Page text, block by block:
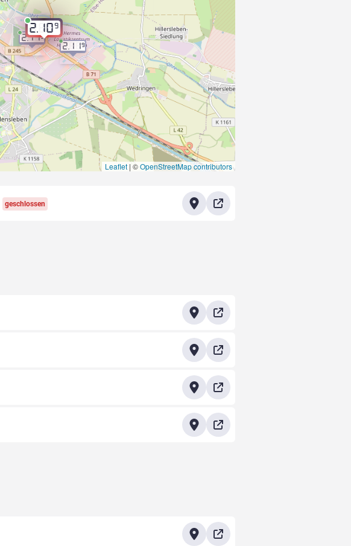
2.109
2.119
2.119
Leaflet | ©OpenStreetMap contributors
geschlossen